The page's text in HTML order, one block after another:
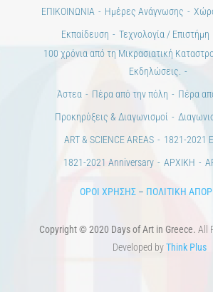
ΕΠΙΚΟΙΝΩΝΙΑ
Ημέρες Ανάγνωσης
Εκπαίδευση
Τεχνολογία / Επιστήμη
100 χρόνια από τη Μικρασιατική
Εκδηλώσεις.
Άστεα
Πέρα από την πόλη
Πέρα
Προκηρύξεις & Διαγωνισμοί
ART & SCIENCE AREAS
1821-2021
1821-2021 Anniversary
ΑΡΧΙΚΗ
ΟΡΟΙ ΧΡΗΣΗΣ– ΠΟΛΙΤΙΚΗ
Copyright © 2020 Days of Art in Greece. All
Developed byThink Plus